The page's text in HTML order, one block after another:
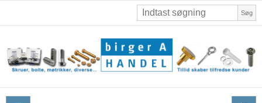
Søg